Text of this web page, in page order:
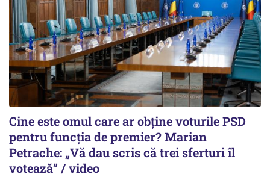
Cine este omul care ar obține voturile PSD
pentru funcția de premier? Marian
Petrache: „Vă dau scris că trei sferturi îl
votează” / video